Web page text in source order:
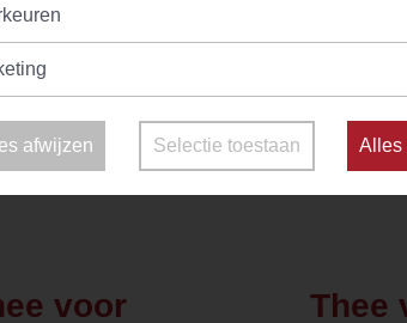
Vanaf€ 3,52
Familie
Op voorraad
voor
Thee
afwijzen Selectie toestaan Alles